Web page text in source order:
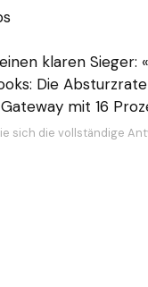
klaren Sieger:
Die
mit 16
sich die vollständige